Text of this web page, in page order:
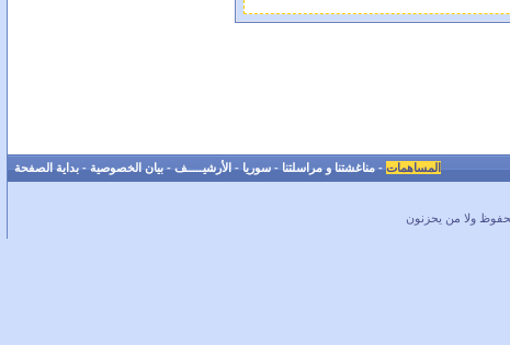
المساهمات-مناغشتنا و مراسلتنا-سوريا-الأرشيـــــف-بيان الخصوصية-بداية الصفحة
ولا من يحزنون